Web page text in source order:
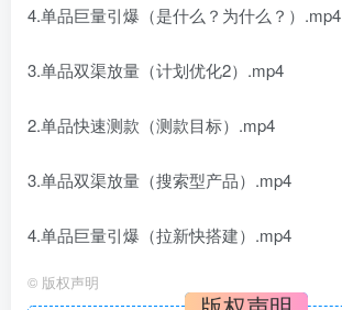
4.单品巨量引爆（是什么？为什么？）.mp4
3.单品双渠放量（计划优化2）.mp4
2.单品快速测款（测款目标）.mp4
3.单品双渠放量（搜索型产品）.mp4
4.单品巨量引爆（拉新快搭建）.mp4
© 版权声明